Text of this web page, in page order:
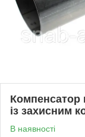
Компенсатор
із захисним
В наявності